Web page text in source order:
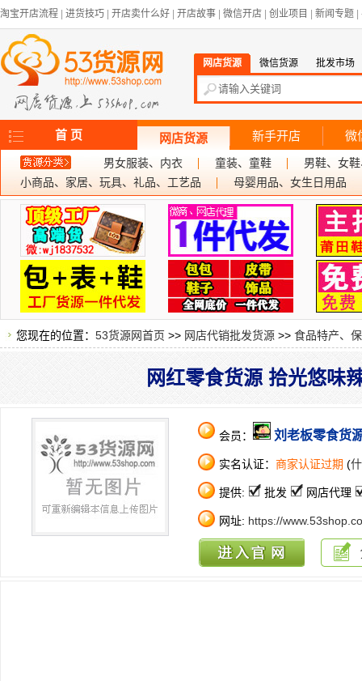
淘宝开店流程 进货技巧 开店卖什么好 开店故事 微信开店 创业项目 新闻专题
网店货源 微信货源 批发市场
首 页 网店货源 新手开店 微
男女服装、内衣 童装、童鞋
男鞋、女
小商品、家居、玩具、礼品、工艺品
母婴用品、女生日用品
您现在的位置： 53货源网首页 >> 网店代销批发货源 >> 食品特产、
网红零食货源 拾光悠味
会员： 刘老板零食货
实名认证： 商家认证过期 (
提供: 批发 网店代理
网址: https://